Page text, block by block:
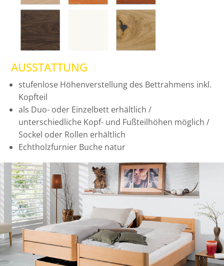
AUSSTATTUNG
stufenlose Höhenverstellung des Bettrahmens inkl.
Kopfteil
als Duo- oder Einzelbett erhältlich /
unterschiedliche Kopf- und Fußteilhöhen möglich /
Sockel oder Rollen erhältlich
Echtholzfurnier Buche natur